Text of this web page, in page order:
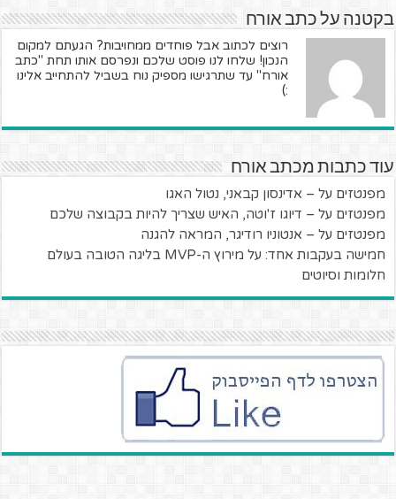
בקטנה על כתב אורח
רוצים לכתוב אבל פוחדים ממחויבות? הגעתם למקום
הנכון! שלחו לנו פוסט שלכם ונפרסם אותו תחת "כתב
אורח" עד שתרגישו מספיק נוח בשביל להתחייב אלינו
:)
עוד כתבות מכתב אורח
מפנטזים על – אדינסון קבאני, נטול האגו
מפנטזים על – דיוגו ז'וטה, האיש שצריך להיות בקבוצה שלכם
מפנטזים על – אנטוניו רודיגר, המראה להגנה
חמישה בעקבות אחד: על מירוץ ה-MVP בליגה הטובה בעולם
חלומות וסיוטים